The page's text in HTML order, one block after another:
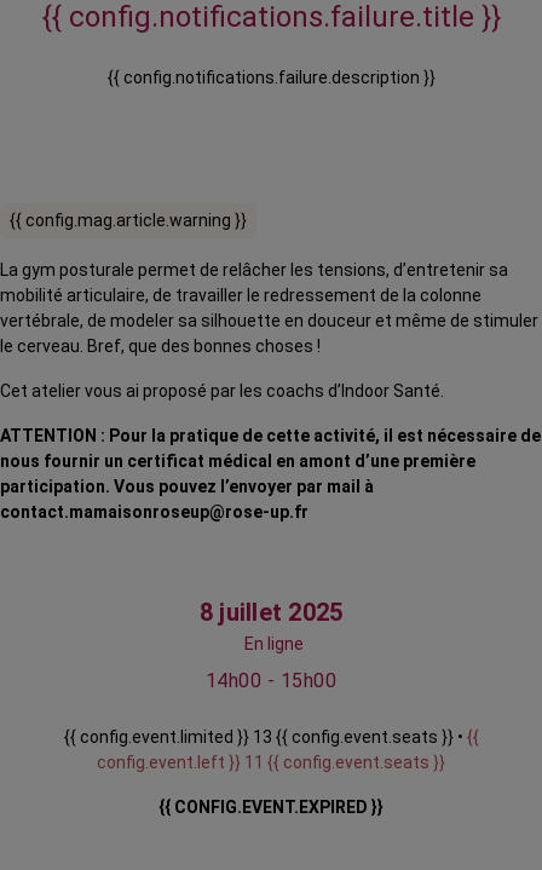
{{ config.notifications.failure.title }}
{{ config.notifications.failure.description }}
{{ config.mag.article.warning }}
La gym posturale permet de relâcher les tensions, d’entretenir sa
mobilité articulaire, de travailler le redressement de la colonne
vertébrale, de modeler sa silhouette en douceur et même de stimuler
le cerveau. Bref, que des bonnes choses !
Cet atelier vous ai proposé par les coachs d’Indoor Santé.
ATTENTION : Pour la pratique de cette activité, il est nécessaire de
nous fournir un certificat médical en amont d’une première
participation. Vous pouvez l’envoyer par mail à
contact.mamaisonroseup@rose-up.fr
8 juillet 2025
En ligne
14h00 - 15h00
{{ config.event.limited }} 13 {{ config.event.seats }} • {{
config.event.left }} 11 {{ config.event.seats }}
{{ CONFIG.EVENT.EXPIRED }}